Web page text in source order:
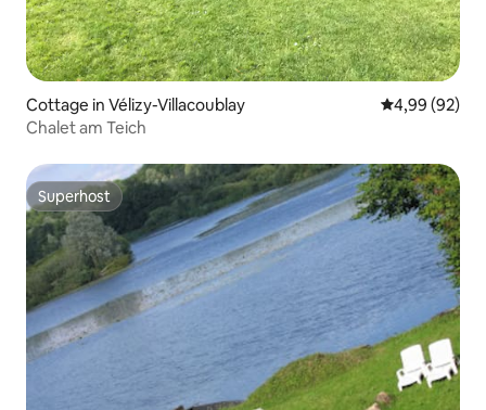
Cottage in Vélizy-Villacoublay
4,99 (92)
Chalet am Teich
Superhost
Superhost